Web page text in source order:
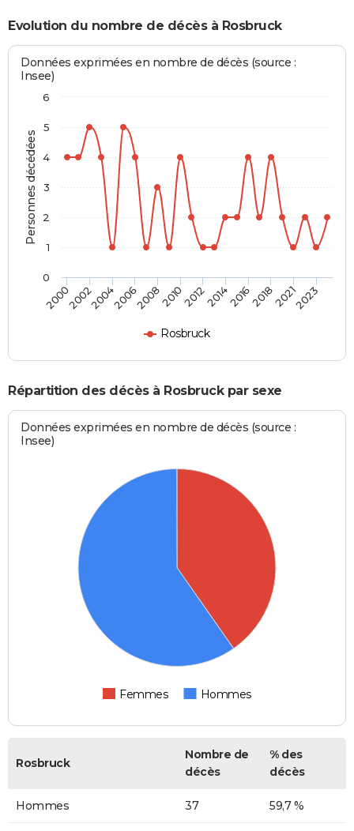
Evolution du nombre de décès à Rosbruck
Personnes décédées
Données exprimées en nombre de décès (source :
Insee)
Rosbruck
200020022004200620082010201220142016201820212023
0
1
2
3
4
5
6
Répartition des décès à Rosbruck par sexe
Données exprimées en nombre de décès (source :
Insee)
Femmes Hommes
Rosbruck
Nombre de
décès
% des
décès
Hommes 37 59,7 %